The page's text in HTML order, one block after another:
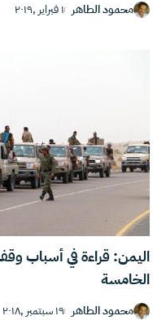
محمود الطاهر ١ فبراير ,٢٠١٩
اليمن: قراءة في أسباب
الخامسة
محمود الطاهر ١٩ سبتمبر ,٢٠١٨